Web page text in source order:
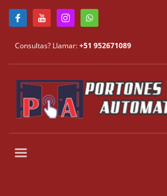
Consultas? Llamar:+51 952671089